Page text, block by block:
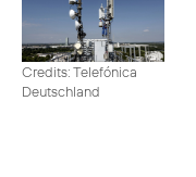
Credits: Telefónica
Deutschland